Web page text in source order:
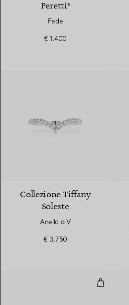
Peretti®
Fede
€ 1.400
Collezione Tiffany
Soleste
Anello a V
€ 3.750
Fedina